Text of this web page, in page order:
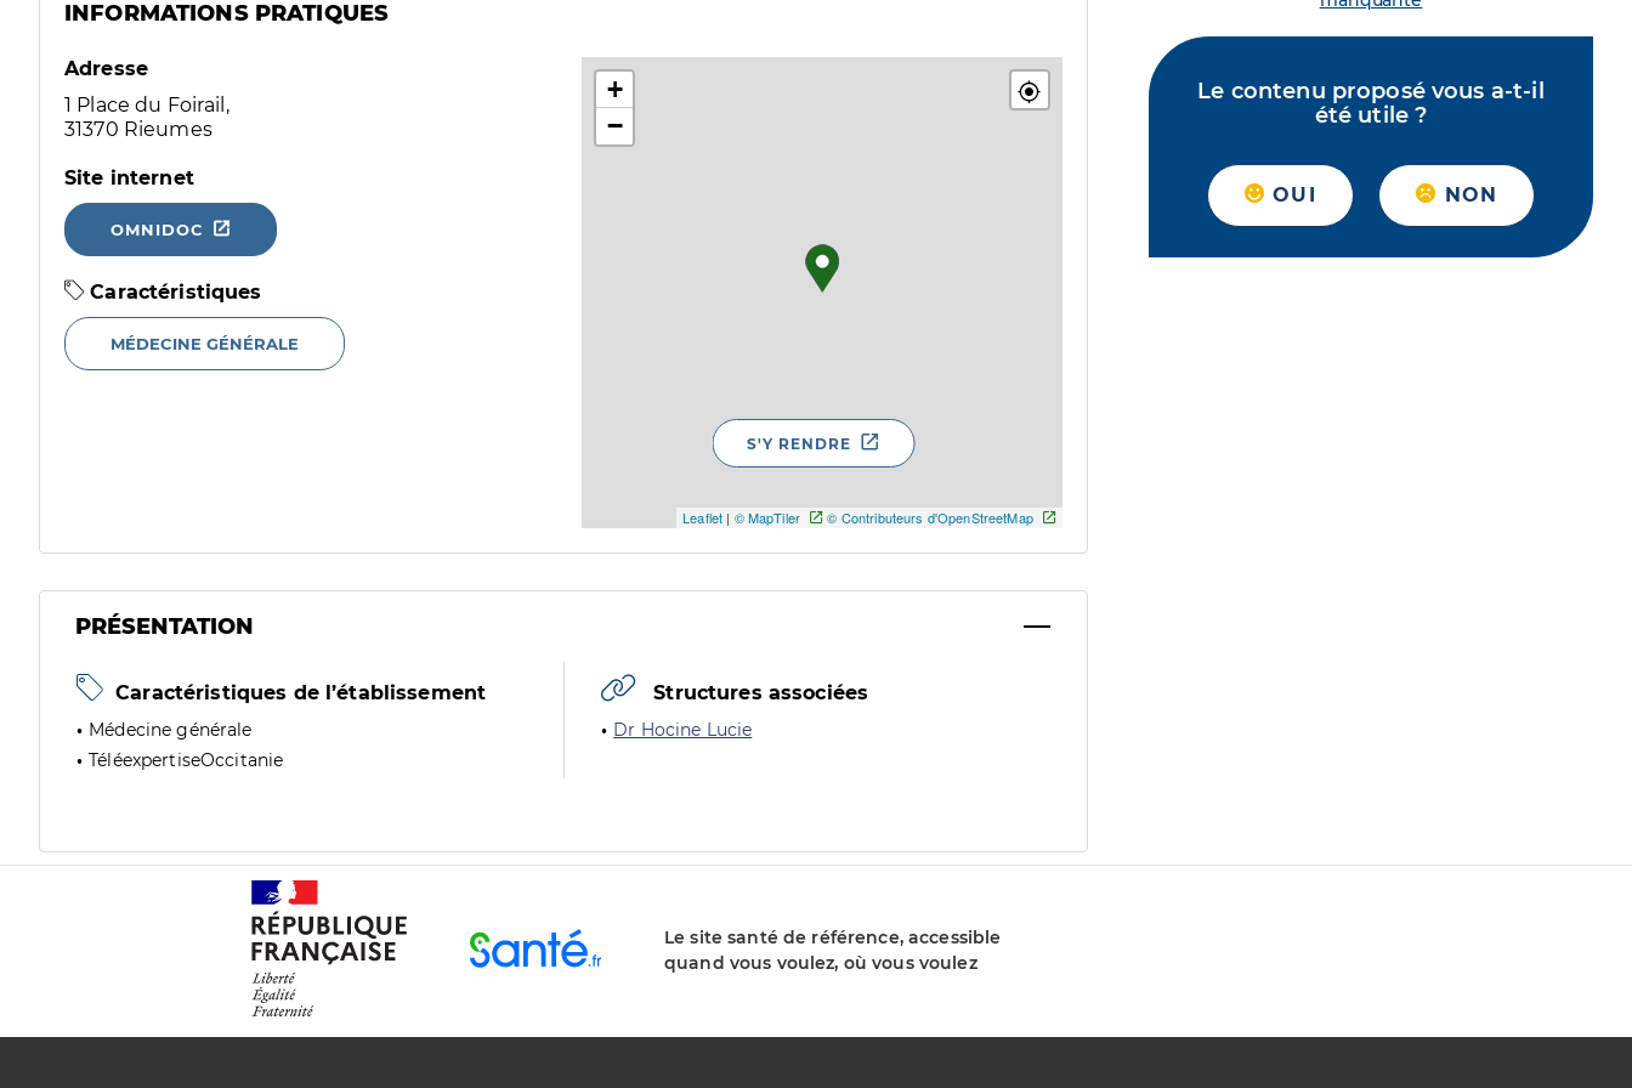
INFORMATIONS PRATIQUES
Adresse
1 Place du Foirail,
31370 Rieumes
Site internet
OMNIDOC
Caractéristiques
MÉDECINE GÉNÉRALE
+
−
Leaflet | © MapTiler © Contributeurs d'OpenStreetMap
S'Y RENDRE
PRÉSENTATION
Caractéristiques de l’établissement
Médecine générale
TéléexpertiseOccitanie
Structures associées
Dr Hocine Lucie
Le contenu proposé vous a-t-il
été utile ?
OUI NON
Le site santé de référence, accessible
quand vous voulez, où vous voulez